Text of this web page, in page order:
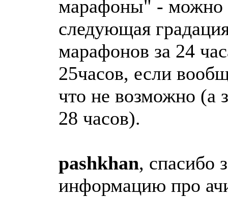
марафоны" - можно
следующая
марафонов за 24
25часов, если
что не возможно (а
28 часов).
pashkhan, спасибо
информацию про